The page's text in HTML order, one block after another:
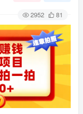
2952 81